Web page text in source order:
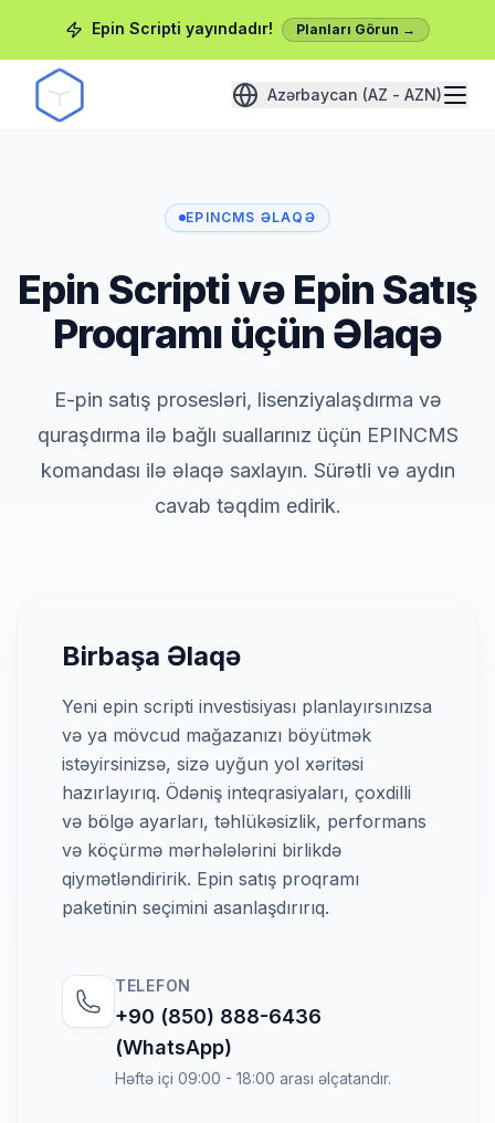
Epin Scripti yayındadır! Planları Görun →
Azərbaycan (AZ - AZN)
EPINCMS ƏLAQƏ
Epin Scripti və Epin Satış
Proqramı üçün Əlaqə
E-pin satış prosesləri, lisenziyalaşdırma və
quraşdırma ilə bağlı suallarınız üçün EPINCMS
komandası ilə əlaqə saxlayın. Sürətli və aydın
cavab təqdim edirik.
Birbaşa Əlaqə
Yeni epin scripti investisiyası planlayırsınızsa
və ya mövcud mağazanızı böyütmək
istəyirsinizsə, sizə uyğun yol xəritəsi
hazırlayırıq. Ödəniş inteqrasiyaları, çoxdilli
və bölgə ayarları, təhlükəsizlik, performans
və köçürmə mərhələlərini birlikdə
qiymətləndiririk. Epin satış proqramı
paketinin seçimini asanlaşdırırıq.
TELEFON
+90 (850) 888-6436
(WhatsApp)
Həftə içi 09:00 - 18:00 arası əlçatandır.